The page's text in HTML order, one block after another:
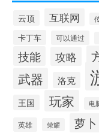
云顶 互联网
卡丁车
可以通过
技能 攻略
武器 洛克
王国 玩家 电
英雄 荣耀 萝卜